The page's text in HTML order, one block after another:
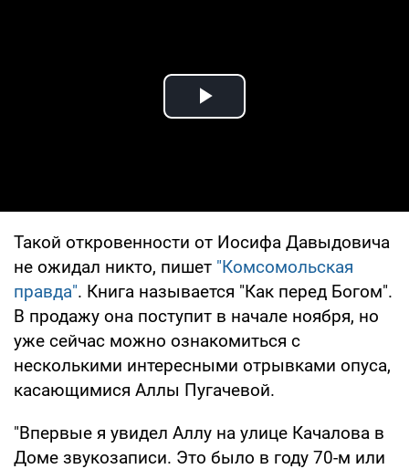
Play Video
Такой откровенности от Иосифа Давыдовича
не ожидал никто, пишет "Комсомольская
правда". Книга называется "Как перед Богом".
В продажу она поступит в начале ноября, но
уже сейчас можно ознакомиться с
несколькими интересными отрывками опуса,
касающимися Аллы Пугачевой.
"Впервые я увидел Аллу на улице Качалова в
Доме звукозаписи. Это было в году 70-м или